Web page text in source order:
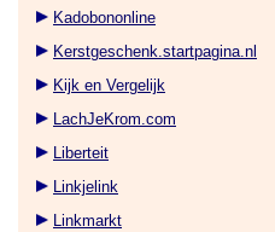
Kadobononline
Kerstgeschenk.startpagina.nl
Kijk en Vergelijk
LachJeKrom.com
Liberteit
Linkjelink
Linkmarkt